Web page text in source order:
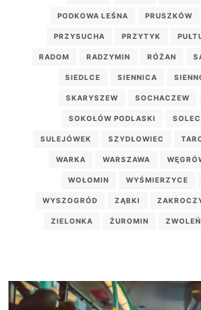
PODKOWA LEŚNA PRUSZKÓW
PRZYSUCHA PRZYTYK
RADOM RADZYMIN RÓŻAN
SIEDLCE SIENNICA
SKARYSZEW SOCHACZEW
SOKOŁÓW PODLASKI
SULEJÓWEK SZYDŁOWIEC
WARKA WARSZAWA
WOŁOMIN WYŚMIERZYCE
WYSZOGRÓD ZĄBKI
ZIELONKA ŻUROMIN ZWOLEŃ